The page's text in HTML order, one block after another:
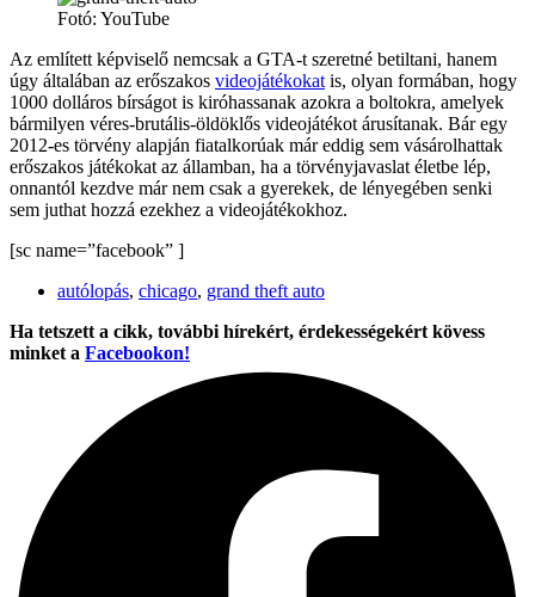
Fotó: YouTube
Az említett képviselő nemcsak a GTA-t szeretné betiltani, hanem
úgy általában az erőszakos videojátékokatis, olyan formában, hogy
1000 dolláros bírságot is kiróhassanak azokra a boltokra, amelyek
bármilyen véres-brutális-öldöklős videojátékot árusítanak. Bár egy
2012-es törvény alapján fiatalkorúak már eddig sem vásárolhattak
erőszakos játékokat az államban, ha a törvényjavaslat életbe lép,
onnantól kezdve már nem csak a gyerekek, de lényegében senki
sem juthat hozzá ezekhez a videojátékokhoz.
[sc name=”facebook” ]
autólopás, chicago, grand theft auto
Ha tetszett a cikk, további hírekért, érdekességekért kövess
minket a Facebookon!